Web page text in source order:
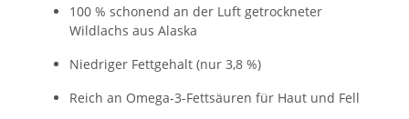
100 % schonend an der Luft getrockneter
Wildlachs aus Alaska
Niedriger Fettgehalt (nur 3,8 %)
Reich an Omega-3-Fettsäuren für Haut und Fell